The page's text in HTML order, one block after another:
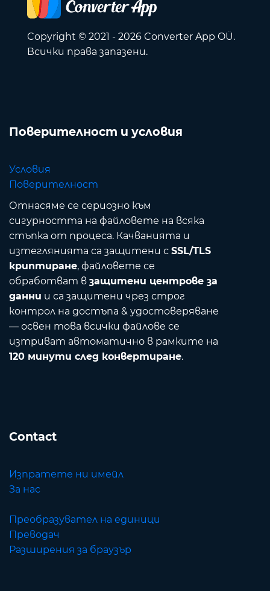
Copyright © 2021 - 2026 Converter App OÜ.
Всички права запазени.
Поверителност и условия
Условия
Поверителност
Отнасяме се сериозно към
сигурността на файловете на всяка
стъпка от процеса. Качванията и
изтеглянията са защитени с SSL/TLS
криптиране, файловете се
обработват в защитени центрове за
данни и са защитени чрез строг
контрол на достъпа & удостоверяване
— освен това всички файлове се
изтриват автоматично в рамките на
120 минути след конвертиране.
Contact
Изпратете ни имейл
За нас
Преобразувател на единици
Преводач
Разширения за браузър